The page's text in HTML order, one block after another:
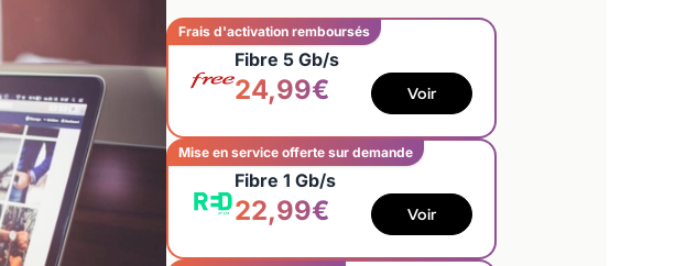
Frais d'activation remboursés
Fibre 5 Gb/s
24,99€ Voir
Mise en service offerte sur demande
Fibre 1 Gb/s
22,99€ Voir